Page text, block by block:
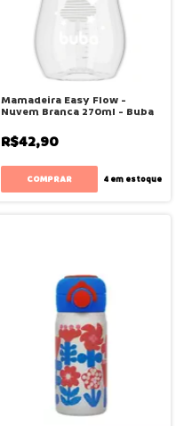
Mamadeira Easy Flow -
Nuvem Branca 270ml - Buba
R$42,90
4 em estoque